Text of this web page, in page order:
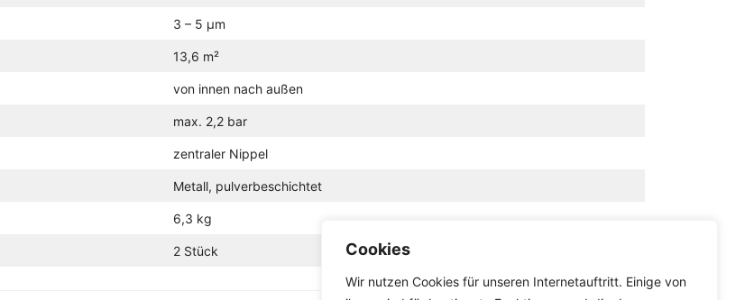
Cookies
Wir nutzen Cookies für unseren Internetauftritt. Einige von
3 – 5 µm
13,6 m²
von innen nach außen
max. 2,2 bar
zentraler Nippel
Metall, pulverbeschichtet
6,3 kg
2 Stück